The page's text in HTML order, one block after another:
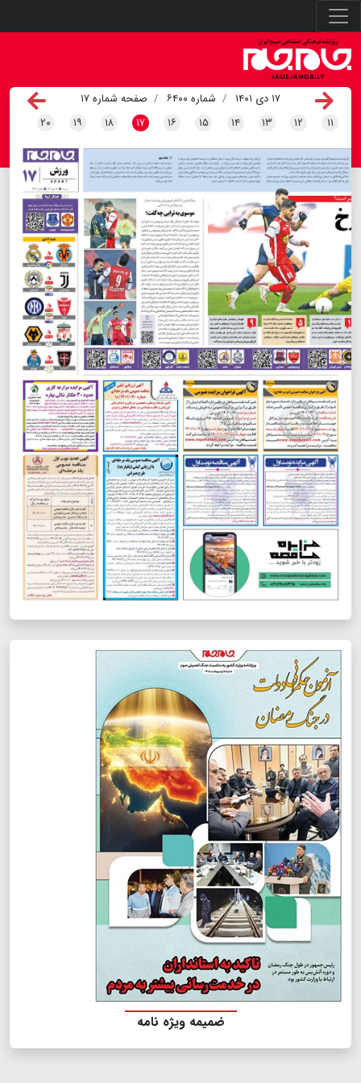
۱۷ دی ۱۴۰۱ شماره ۶۴۰۰
صفحه شماره ۱۷
۱۱ ۱۲ ۱۳ ۱۴ ۱۵ ۱۶ ۱۷ ۱۸ ۱۹ ۲۰
ضمیمه ویژه نامه